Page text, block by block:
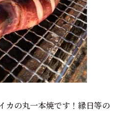
カの丸一本焼です！縁日等の